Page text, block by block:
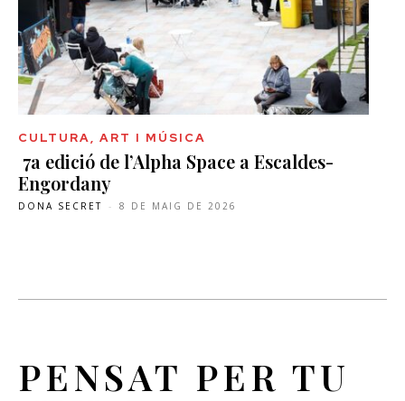
CULTURA, ART I MÚSICA
7a edició de l’Alpha Space a Escaldes-
Engordany
DONA SECRET - 8 DE MAIG DE 2026
PENSAT PER TU